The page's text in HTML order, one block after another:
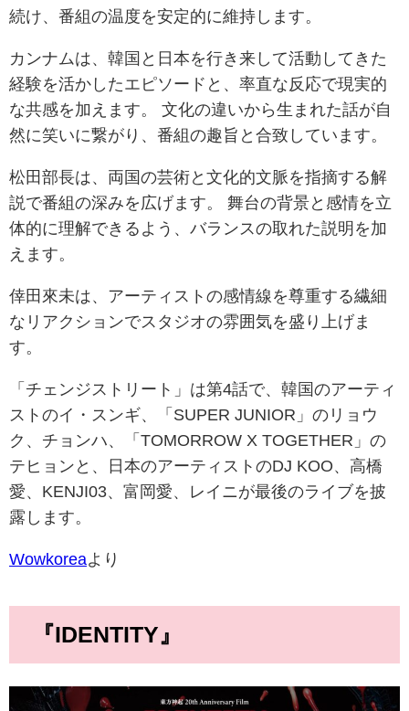
続け、番組の温度を安定的に維持します。
カンナムは、韓国と日本を行き来して活動してきた
経験を活かしたエピソードと、率直な反応で現実的
な共感を加えます。 文化の違いから生まれた話が自
然に笑いに繋がり、番組の趣旨と合致しています。
松田部長は、両国の芸術と文化的文脈を指摘する解
説で番組の深みを広げます。 舞台の背景と感情を立
体的に理解できるよう、バランスの取れた説明を加
えます。
倖田來未は、アーティストの感情線を尊重する繊細
なリアクションでスタジオの雰囲気を盛り上げま
す。
「チェンジストリート」は第4話で、韓国のアーティ
ストのイ・スンギ、「SUPER JUNIOR」のリョウ
ク、チョンハ、「TOMORROW X TOGETHER」の
テヒョンと、日本のアーティストのDJ KOO、高橋
愛、KENJI03、富岡愛、レイニが最後のライブを披
露します。
Wowkoreaより
『IDENTITY』